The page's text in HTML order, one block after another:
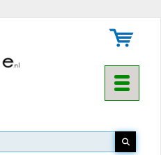
Toggle
▼